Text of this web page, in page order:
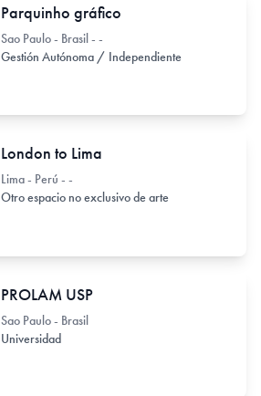
Parquinho gráfico
Sao Paulo - Brasil - -
Gestión Autónoma / Independiente
London to Lima
Lima - Perú - -
Otro espacio no exclusivo de arte
PROLAM USP
Sao Paulo - Brasil
Universidad